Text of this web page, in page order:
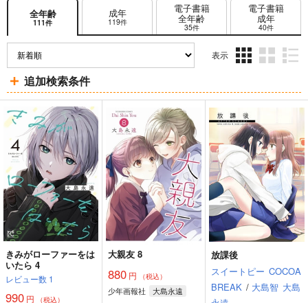
全年齢
111件
成年
119件
電子書籍
全年齢
35件
電子書籍
成年
40件
表示
ム
表
示
ム
表
ム
表
追加検索条件
きみがローファーをは
いたら 4
レビュー数 1
990 円 （税込）
大親友 8
880 円 （税込）
少年画報社
大島永遠
放課後
スイートピー COCOA
BREAK / 大島智 大島